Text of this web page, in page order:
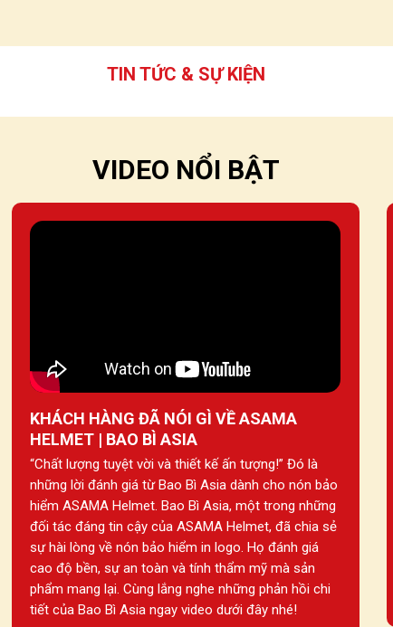
TIN TỨC & SỰ KIỆN
VIDEO NỔI BẬT
KHÁCH HÀNG ĐÃ NÓI GÌ VỀ ASAMA
HELMET | BAO BÌ ASIA
“Chất lượng tuyệt vời và thiết kế ấn tượng!” Đó là
những lời đánh giá từ Bao Bì Asia dành cho nón bảo
hiểm ASAMA Helmet. Bao Bì Asia, một trong những
đối tác đáng tin cậy của ASAMA Helmet, đã chia sẻ
sự hài lòng về nón bảo hiểm in logo. Họ đánh giá
cao độ bền, sự an toàn và tính thẩm mỹ mà sản
phẩm mang lại. Cùng lắng nghe những phản hồi chi
tiết của Bao Bì Asia ngay video dưới đây nhé!